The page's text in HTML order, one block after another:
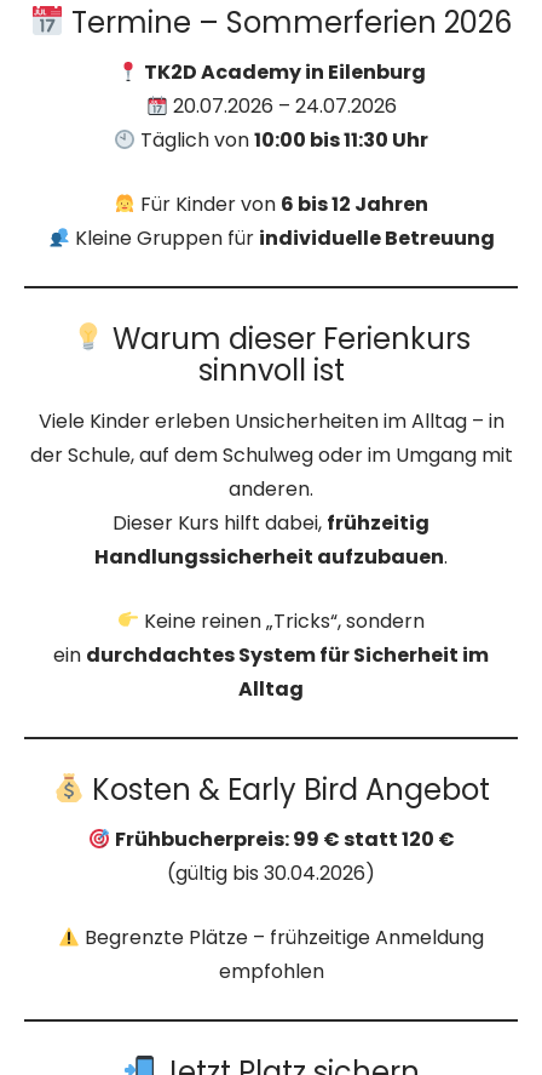
Termine – Sommerferien 2026
TK2D Academy in Eilenburg
20.07.2026 – 24.07.2026
Täglich von10:00 bis 11:30 Uhr
Für Kinder von 6 bis 12 Jahren
Kleine Gruppen für individuelle Betreuung
Warum dieser Ferienkurs
sinnvoll ist
Viele Kinder erleben Unsicherheiten im Alltag – in
der Schule, auf dem Schulweg oder im Umgang mit
anderen.
Dieser Kurs hilft dabei, frühzeitig
Handlungssicherheit aufzubauen.
Keine reinen „Tricks“, sondern
ein durchdachtes System für Sicherheit im
Alltag
Kosten & Early Bird Angebot
Frühbucherpreis: 99 € statt 120 €
(gültig bis 30.04.2026)
Begrenzte Plätze – frühzeitige Anmeldung
empfohlen